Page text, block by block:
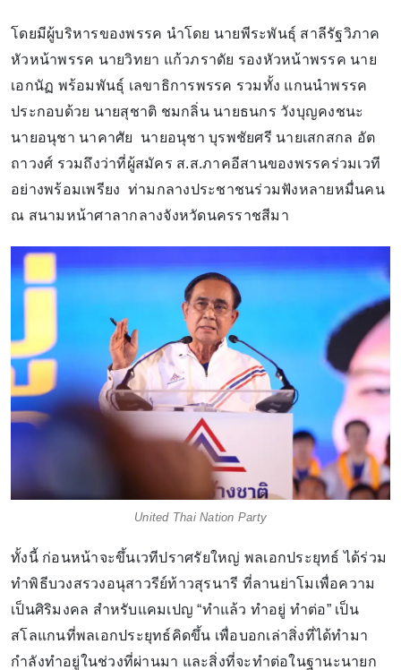
โดยมีผู้บริหารของพรรค นำโดย นายพีระพันธุ์ สาลีรัฐวิภาค
หัวหน้าพรรค นายวิทยา แก้วภราดัย รองหัวหน้าพรรค นาย
เอกนัฏ พร้อมพันธุ์ เลขาธิการพรรค รวมทั้ง แกนนำพรรค
ประกอบด้วย นายสุชาติ ชมกลิ่น นายธนกร วังบุญคงชนะ
นายอนุชา นาคาศัย นายอนุชา บุรพชัยศรี นายเสกสกล อัต
ถาวงศ์ รวมถึงว่าที่ผู้สมัคร ส.ส.ภาคอีสานของพรรคร่วมเวที
อย่างพร้อมเพรียง ท่ามกลางประชาชนร่วมฟังหลายหมื่นคน
ณ สนามหน้าศาลากลางจังหวัดนครราชสีมา
United Thai Nation Party
ทั้งนี้ ก่อนหน้าจะขึ้นเวทีปราศรัยใหญ่ พลเอกประยุทธ์ ได้ร่วม
ทำพิธีบวงสรวงอนุสาวรีย์ท้าวสุรนารี ที่ลานย่าโมเพื่อความ
เป็นศิริมงคล สำหรับแคมเปญ “ทำแล้ว ทำอยู่ ทำต่อ” เป็น
สโลแกนที่พลเอกประยุทธ์คิดขึ้น เพื่อบอกเล่าสิ่งที่ได้ทำมา
กำลังทำอยู่ในช่วงที่ผ่านมา และสิ่งที่จะทำต่อในฐานะนายก